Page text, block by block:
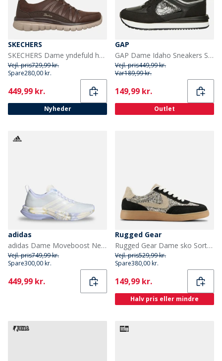
SKECHERS
SKECHERS Dame yndefuld hyggelig krammesneakers Brun
Vejl. pris729,99 kr.
Spare280,00 kr.
Current
449,99 kr.
Nyheder
GAP
GAP Dame Idaho Sneakers Sort
Vejl. pris449,99 kr.
Var189,99 kr.
Current
149,99 kr.
Outlet
adidas
adidas Dame Moveboost Neutrale løbesko Footwear White/Chalk White/Core Black
Vejl. pris749,99 kr.
Spare300,00 kr.
Current
449,99 kr.
Rugged Gear
Rugged Gear Dame sko Sort/Glitter Black-Glitter
Vejl. pris529,99 kr.
Spare380,00 kr.
Current
149,99 kr.
Halv pris eller mindre